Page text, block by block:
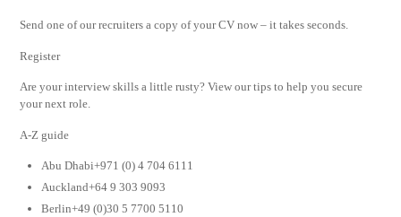
Send one of our recruiters a copy of your CV now – it takes seconds.
Register
Are your interview skills a little rusty? View our tips to help you secure
your next role.
A-Z guide
Abu Dhabi+971 (0) 4 704 6111
Auckland+64 9 303 9093
Berlin+49 (0)30 5 7700 5110